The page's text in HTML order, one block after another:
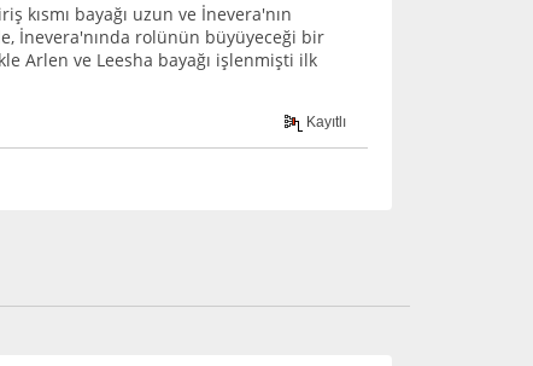
kısmı bayağı uzun ve İnevera'nın
İnevera'nında rolünün büyüyeceği bir
Arlen ve Leesha bayağı işlenmişti ilk
Kayıtlı